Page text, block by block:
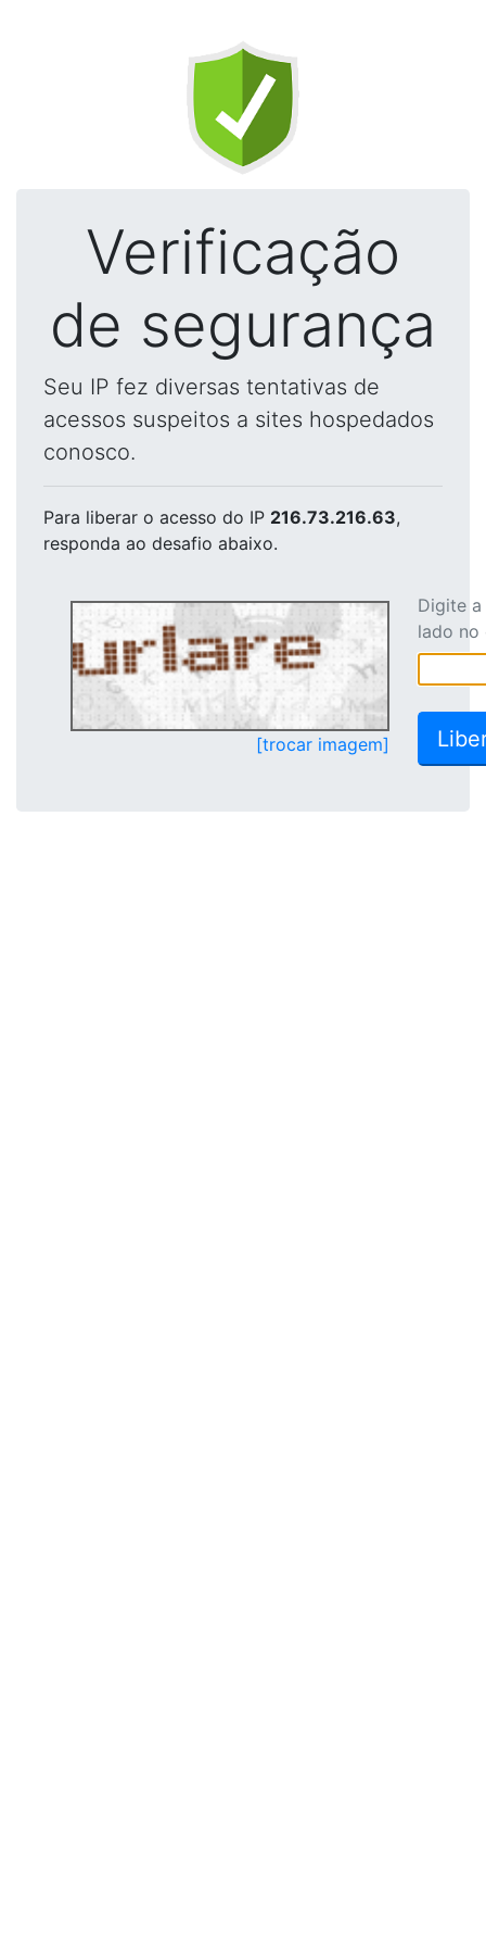
Verificação
de segurança
Seu IP fez diversas tentativas de
acessos suspeitos a sites hospedados
conosco.
Para liberar o acesso do IP 216.73.216.63,
responda ao desafio abaixo.
[trocar imagem]
Digite
lado no